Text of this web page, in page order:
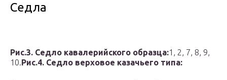
Седла
Рис.3. Седло кавалерийского образца:1, 2, 7, 8, 9,
10.Рис.4. Седло верховое казачьего типа: